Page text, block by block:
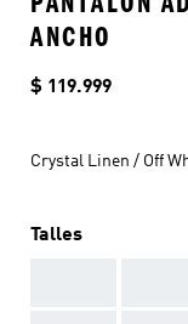
ANCHO
Precio
$ 119.999
Crystal Linen / Off
Talles